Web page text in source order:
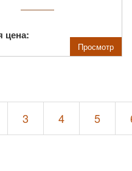
цена:
Просмотр
3 4 5